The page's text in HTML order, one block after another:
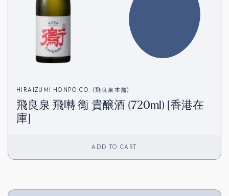
HIRAIZUMI HONPO CO. (飛良泉本舗)
飛良泉 飛囀 鵆 貴醸酒 (720ml) [香港在
庫]
ADD TO CART